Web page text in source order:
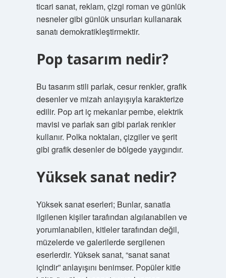
ticari sanat, reklam, çizgi roman ve günlük
nesneler gibi günlük unsurları kullanarak
sanatı demokratikleştirmektir.
Pop tasarım nedir?
Bu tasarım stili parlak, cesur renkler, grafik
desenler ve mizah anlayışıyla karakterize
edilir. Pop art iç mekanlar pembe, elektrik
mavisi ve parlak sarı gibi parlak renkler
kullanır. Polka noktaları, çizgiler ve şerit
gibi grafik desenler de bölgede yaygındır.
Yüksek sanat nedir?
Yüksek sanat eserleri; Bunlar, sanatla
ilgilenen kişiler tarafından algılanabilen ve
yorumlanabilen, kitleler tarafından değil,
müzelerde ve galerilerde sergilenen
eserlerdir. Yüksek sanat, “sanat sanat
içindir” anlayışını benimser. Popüler kitle